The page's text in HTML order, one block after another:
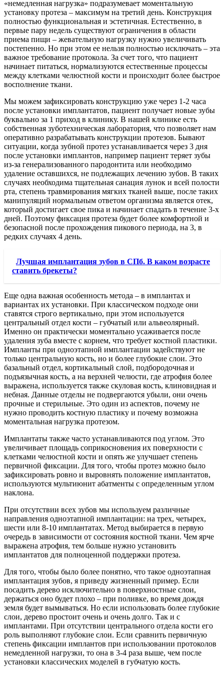
«немедленная нагрузка» подразумевает моментальную
установку протеза – максимум на третий день. Конструкция
полностью функциональная и эстетичная. Естественно, в
первые пару недель существуют ограничения в области
приема пищи – жевательную нагрузку нужно увеличивать
постепенно. Но при этом ее нельзя полностью исключать – эта
важное требование протокола. За счет того, что пациент
начинает питаться, нормализуются естественные процессы
между клетками челюстной кости и происходит более быстрое
восполнение ткани.
Мы можем зафиксировать конструкцию уже через 1-2 часа
после установки имплантатов, пациент получает новые зубы
буквально за 1 приход в клинику. В нашей клинике есть
собственная зуботехническая лаборатория, что позволяет нам
оперативно разрабатывать конструкции протезов. Бывают
ситуации, когда зубной протез устанавливается через 3 дня
после установки имплантов, например пациент теряет зубы
из-за генерализованного пародонтита или необходимо
удаление оставшихся, не подлежащих лечению зубов. В таких
случаях необходима тщательная санация лунок и всей полости
рта, степень травмирования мягких тканей выше, после таких
манипуляций нормальным ответом организма является отек,
который достигает свое пика и начинает спадать в течение 3-х
дней. Поэтому фиксация протеза будет более комфортной и
безопасной после прохождения пикового периода, на 3, в
редких случаях 4 день.
Лучшая имплантация зубов в СПб. В каком возрасте
ставить брекеты?
Еще одна важная особенность метода – в имплантах и
вариантах их установки. При классическом подходе они
ставятся строго вертикально, при этом используется
центральный отдел кости – губчатый или альвеолярный.
Именно он практически моментально усаживается после
удаления зуба вместе с корнем, что требует костной пластики.
Импланты при одноэтапной имплантации задействуют не
только центральную кость, но и более глубокие слои. Это
базальный отдел, кортикальный слой, подбородочная и
подъязычная кость, а на верхней челюсти, где атрофия более
выражена, используется также скуловая кость, клиновидная и
небная. Данные отделы не подвергаются убыли, они очень
прочные и стерильные. Это один из аспектов, почему не
нужно проводить костную пластику и почему возможна
моментальная нагрузка протезом.
Имплантаты также часто устанавливаются под углом. Это
увеличивает площадь соприкосновения их поверхности с
клетками челюстной кости и опять же улучшает степень
первичной фиксации. Для того, чтобы протез можно было
зафиксировать ровно и выровнять положение имплантатов,
используются мультиюнит абатменты с определенным углом
наклона.
При отсутствии всех зубов мы используем различные
направления одноэтапной имплантации: на трех, четырех,
шести или 8-10 имплантатах. Метод выбирается в первую
очередь в зависимости от состояния костной ткани. Чем ярче
выражена атрофия, тем больше нужно установить
имплантатов для полноценной поддержки протеза.
Для того, чтобы было более понятно, что такое одноэтапная
имплантация зубов, я приведу жизненный пример. Если
посадить дерево исключительно в поверхностные слои,
держаться оно будет плохо – при поливке, во время дождя
земля будет вымываться. Но если использовать более глубокие
слои, дерево простоит очень и очень долго. Так и с
имплантами. При отсутствии центрального отдела кости его
роль выполняют глубокие слои. Если сравнить первичную
степень фиксации имплантов при использовании протоколов
немедленной нагрузки, то она в 3-4 раза выше, чем после
установки классических моделей в губчатую кость.